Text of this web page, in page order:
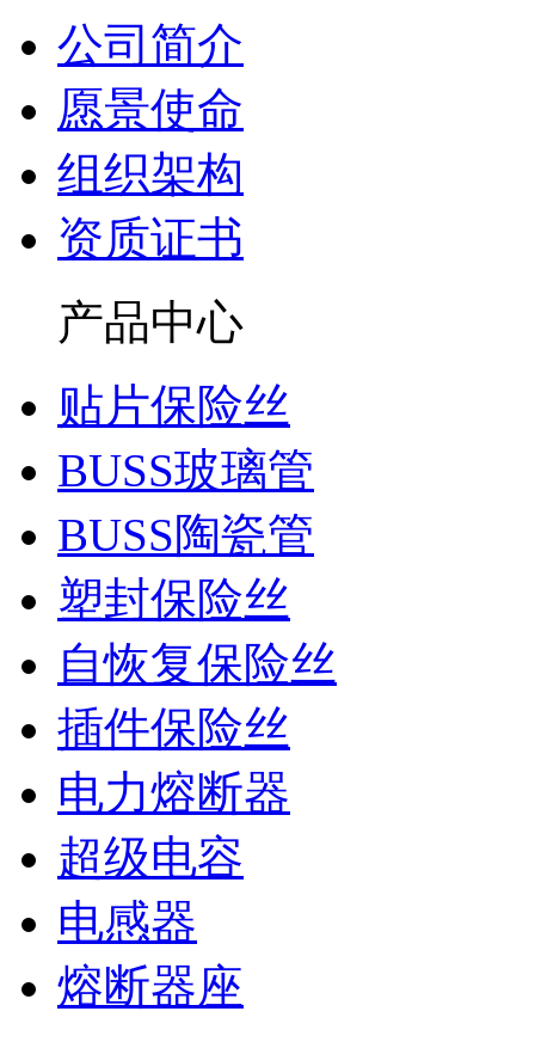
公司简介
愿景使命
组织架构
资质证书
产品中心
贴片保险丝
BUSS玻璃管
BUSS陶瓷管
塑封保险丝
自恢复保险丝
插件保险丝
电力熔断器
超级电容
电感器
熔断器座